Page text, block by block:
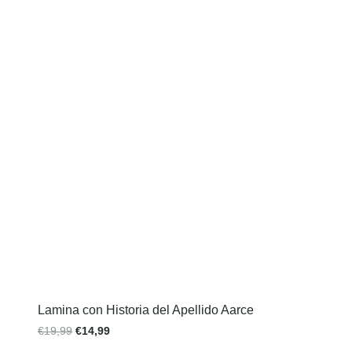
Lamina con Historia del Apellido Aarce
€19,99 €14,99